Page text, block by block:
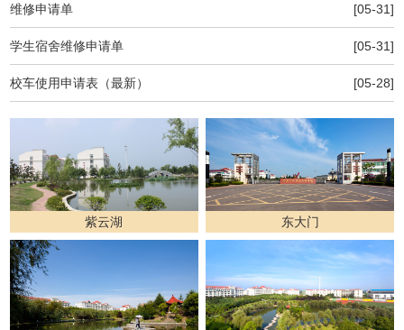
[05-31]
维修申请单
[05-31]
学生宿舍维修申请单
[05-28]
校车使用申请表（最新）
紫云湖 东大门